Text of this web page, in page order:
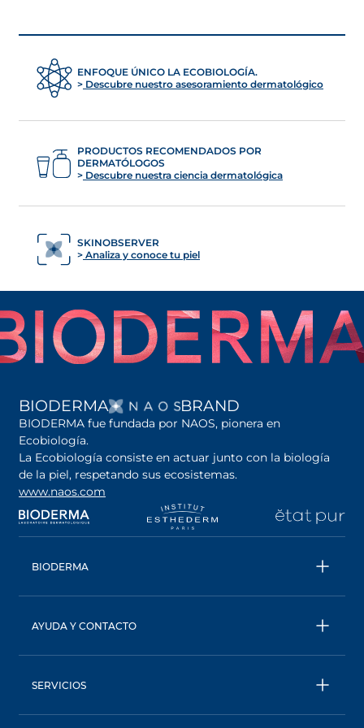
confort tras su uso.
Partículas finas
Metales pesados
Polen y otras partículas ambientales.
contiene untensioactivo suave y un
ingrediente especialmente seleccionado
para adaptarse a a cada tipo de piel,
ENFOQUE ÚNICO LA ECOBIOLOGÍA.
Descubre nuestro asesoramiento dermatológico
PRODUCTOS RECOMENDADOS POR
DERMATÓLOGOS
Descubre nuestra ciencia dermatológica
SKINOBSERVER
Analiza y conoce tu piel
BIODERMA SE ABRE EN UNA
BRAND
BIODERMA fue fundada por NAOS, pionera en
Ecobiología.
La Ecobiología consiste en actuar junto con la biología
de la piel, respetando sus ecosistemas.
www.naos.com
se abre en una pestaña nueva
se abre en una
BIODERMA
Agua micelar
BIODERMA: una marca de NAOS
AYUDA Y CONTACTO
Términos y condiciones
SERVICIOS